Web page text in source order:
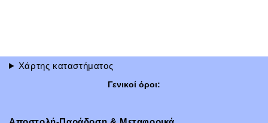
Χάρτης καταστήματος
Γενικοί όροι: